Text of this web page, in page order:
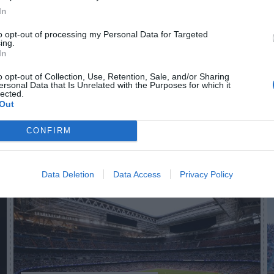
opt-out of processing my Personal Data for Targeted
opt-out of Collection, Use, Retention, Sale, and/or Sharing
Data that Is Unrelated with the Purposes for which it
CONFIRM
Data Deletion Data Access Privacy Policy
no formas parte de 2Playbook
¡Hazte Socio para acceder a este contenido exclusivo!
¡Suscríbete! Inicia sesión